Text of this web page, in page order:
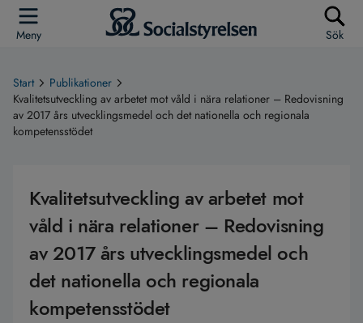
Meny Sök
Start
Publikationer
Kvalitetsutveckling av arbetet mot våld i nära relationer – Redovisning
av 2017 års utvecklingsmedel och det nationella och regionala
kompetensstödet
Kvalitetsutveckling av arbetet mot
våld i nära relationer – Redovisning
av 2017 års utvecklingsmedel och
det nationella och regionala
kompetensstödet